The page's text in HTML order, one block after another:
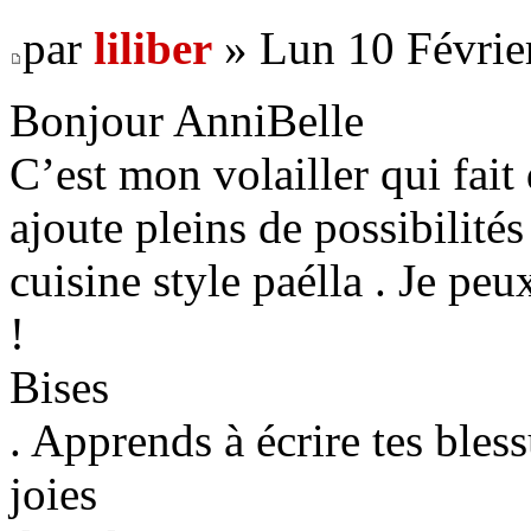
par liliber » Lun 10
Bonjour AnniBelle
C’est mon volailler qui
ajoute pleins de
cuisine style paélla . Je
!
Bises
. Apprends à écrire tes
joies